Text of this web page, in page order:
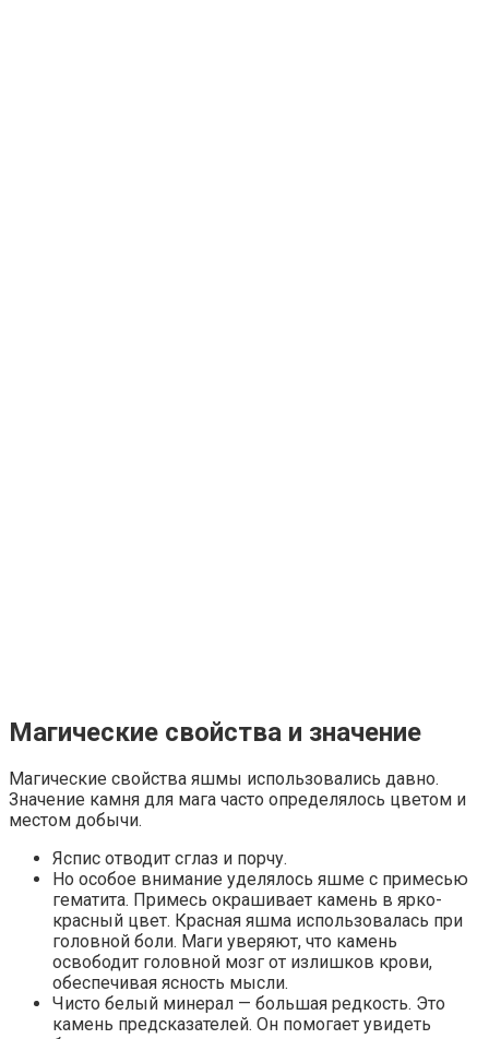
Магические свойства и значение
Магические свойства яшмы использовались давно.
Значение камня для мага часто определялось цветом и
местом добычи.
Яспис отводит сглаз и порчу.
Но особое внимание уделялось яшме с примесью
гематита. Примесь окрашивает камень в ярко-
красный цвет. Красная яшма использовалась при
головной боли. Маги уверяют, что камень
освободит головной мозг от излишков крови,
обеспечивая ясность мысли.
Чисто белый минерал — большая редкость. Это
камень предсказателей. Он помогает увидеть